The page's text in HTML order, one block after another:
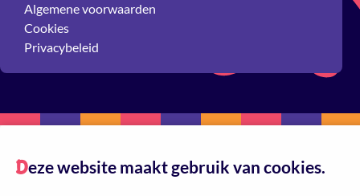
Algemene voorwaarden
Cookies
Privacybeleid
Deze website maakt gebruik van cookies.